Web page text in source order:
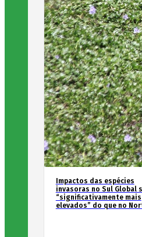
Impactos das espécies
invasoras no Sul Global
“significativamente mais
elevados” do que no